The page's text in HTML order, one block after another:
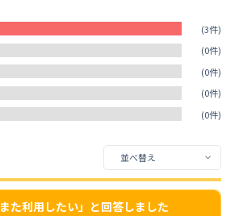
(3件)
(0件)
(0件)
(0件)
(0件)
また利用したい」と回答しました